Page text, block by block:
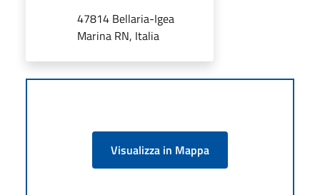
47814 Bellaria-Igea
Marina RN, Italia
Visualizza in Mappa